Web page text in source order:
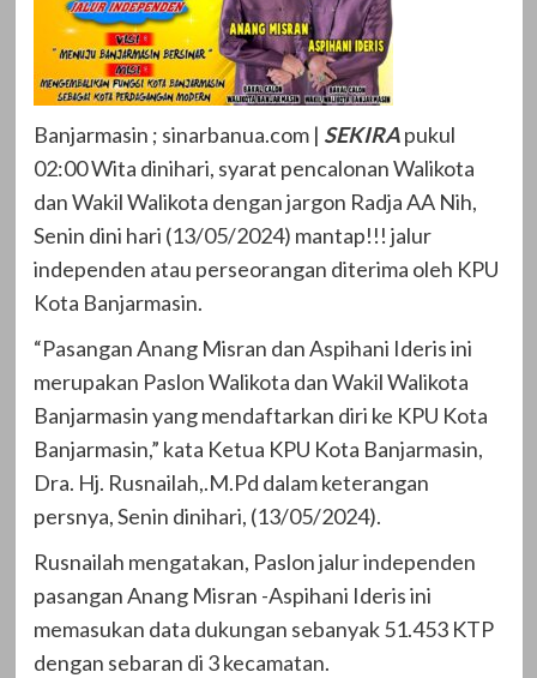
Banjarmasin ; sinarbanua.com | SEKIRApukul
02:00 Wita dinihari, syarat pencalonan Walikota
dan Wakil Walikota dengan jargon Radja AA Nih,
Senin dini hari (13/05/2024) mantap!!! jalur
independen atau perseorangan diterima oleh KPU
Kota Banjarmasin.
“Pasangan Anang Misran dan Aspihani Ideris ini
merupakan Paslon Walikota dan Wakil Walikota
Banjarmasin yang mendaftarkan diri ke KPU Kota
Banjarmasin,” kata Ketua KPU Kota Banjarmasin,
Dra. Hj. Rusnailah,.M.Pd dalam keterangan
persnya, Senin dinihari, (13/05/2024).
Rusnailah mengatakan, Paslon jalur independen
pasangan Anang Misran -Aspihani Ideris ini
memasukan data dukungan sebanyak 51.453 KTP
dengan sebaran di 3 kecamatan.